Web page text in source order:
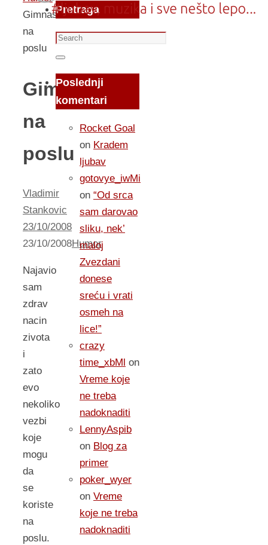
Gimnastika
na
poslu
Gimnastika
na
poslu
Vladimir
Stankovic
23/10/2008
23/10/2008Humor
Najavio
sam
zdrav
nacin
zivota
i
zato
evo
nekoliko
vezbi
koje
mogu
da
se
koriste
na
poslu.
Pretraga
Search
for:
Search
Poslednji
komentari
Rocket Goal
on Kradem
ljubav
gotovye_iwMi
on “Od srca
sam darovao
sliku, nek’
maloj
Zvezdani
donese
sreću i vrati
osmeh na
lice!”
crazy
time_xbMl on
Vreme koje
ne treba
nadoknaditi
LennyAspib
on Blog za
primer
poker_wyer
on Vreme
koje ne treba
nadoknaditi